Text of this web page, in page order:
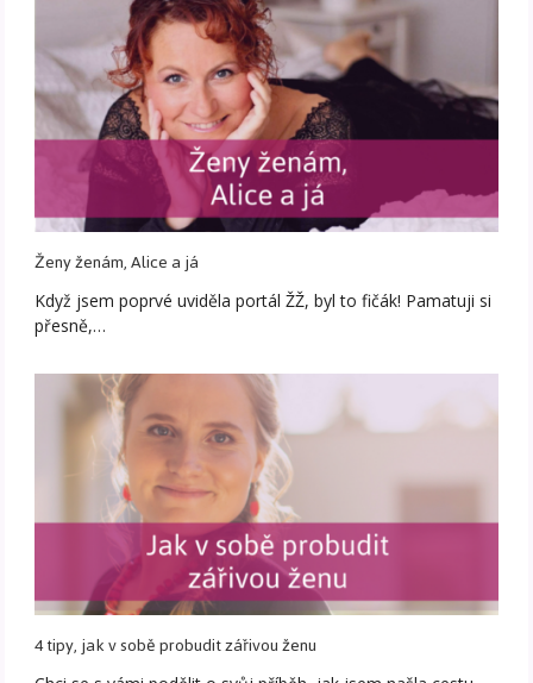
Ženy ženám, Alice a já
Když jsem poprvé uviděla portál ŽŽ, byl to fičák! Pamatuji si
přesně,…
4 tipy, jak v sobě probudit zářivou ženu